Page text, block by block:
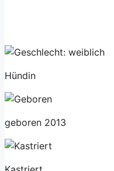
Hündin
geboren 2013